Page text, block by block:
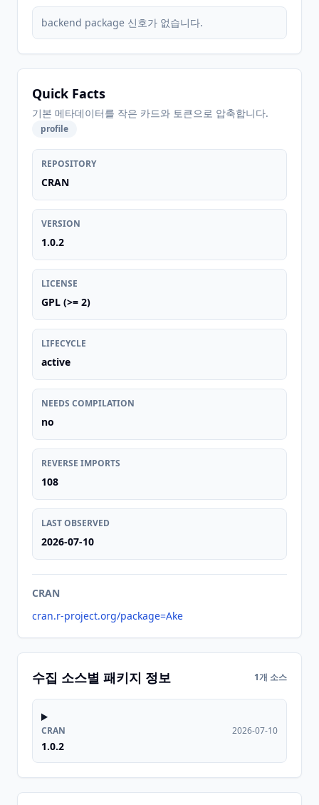
backend package 신호가 없습니다.
Quick Facts
기본 메타데이터를 작은 카드와 토큰으로 압축합니다.
profile
REPOSITORY
CRAN
VERSION
1.0.2
LICENSE
GPL (>= 2)
LIFECYCLE
active
NEEDS COMPILATION
no
REVERSE IMPORTS
108
LAST OBSERVED
2026-07-10
CRAN
cran.r-project.org/package=Ake
수집 소스별 패키지 정보 1개 소스
CRAN
1.0.2
2026-07-10